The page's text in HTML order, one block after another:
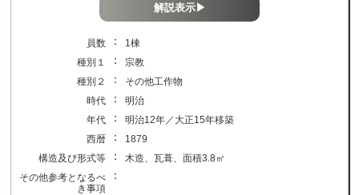
解説表示▶
員数 ：
1棟
種別１
：
宗教
種別２
：
その他工作物
時代
：
明治
年代
：
明治12年／大正15年移築
西暦
：
1879
構造及び形式等
：
木造、瓦葺、面積3.8㎡
その他参考となるべ
き事項
：